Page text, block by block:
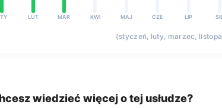
LUT MAR KWI MAJ CZE LIP
(styczeń, luty, marzec,
wiedzieć więcej o tej usłudze?